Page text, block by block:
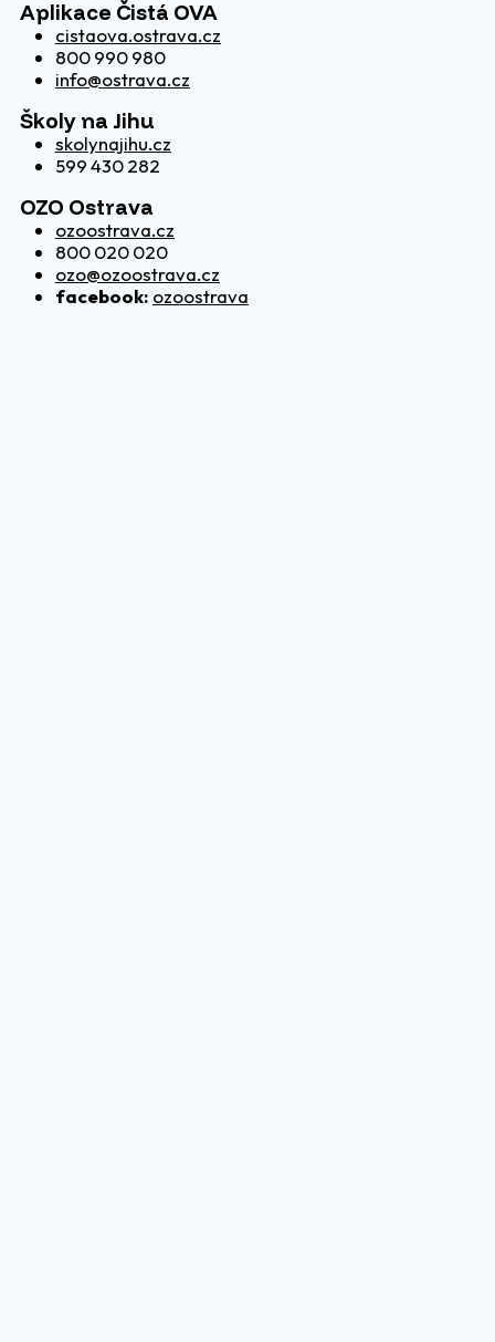
Aplikace Čistá OVA
cistaova.ostrava.cz
800 990 980
info@ostrava.cz
Školy na Jihu
skolynajihu.cz
599 430 282
OZO Ostrava
ozoostrava.cz
800 020 020
ozo@ozoostrava.cz
facebook: ozoostrava